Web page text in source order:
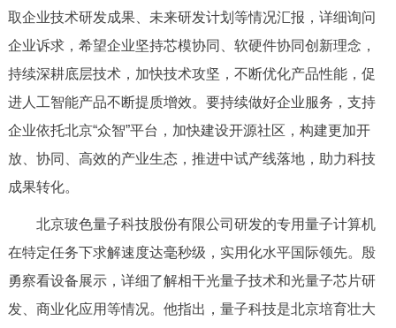
中介服务 阳光政务
政民互动
参与调查 在线访谈 图说互动
北京概况 十六区概览 人文北京
取企业技术研发成果、未来研发计划等情况汇报，详细询问
企业诉求，希望企业坚持芯模协同、软硬件协同创新理念，
持续深耕底层技术，加快技术攻坚，不断优化产品性能，促
进人工智能产品不断提质增效。要持续做好企业服务，支持
企业依托北京“众智”平台，加快建设开源社区，构建更加开
放、协同、高效的产业生态，推进中试产线落地，助力科技
成果转化。
北京玻色量子科技股份有限公司研发的专用量子计算机
在特定任务下求解速度达毫秒级，实用化水平国际领先。殷
勇察看设备展示，详细了解相干光量子技术和光量子芯片研
发、商业化应用等情况。他指出，量子科技是北京培育壮大